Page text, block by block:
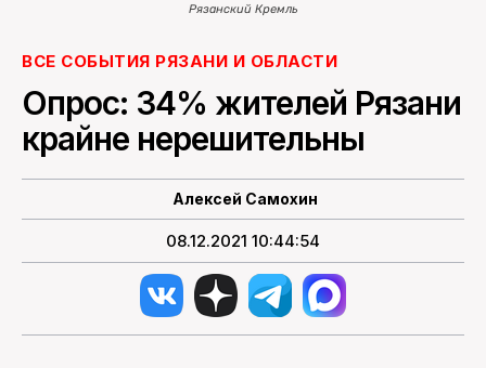
Рязанский Кремль
ВСЕ СОБЫТИЯ РЯЗАНИ И ОБЛАСТИ
Опрос: 34% жителей Рязани
крайне нерешительны
Алексей Самохин
08.12.2021 10:44:54